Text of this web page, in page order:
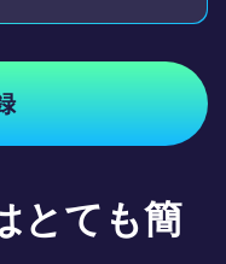
とても簡